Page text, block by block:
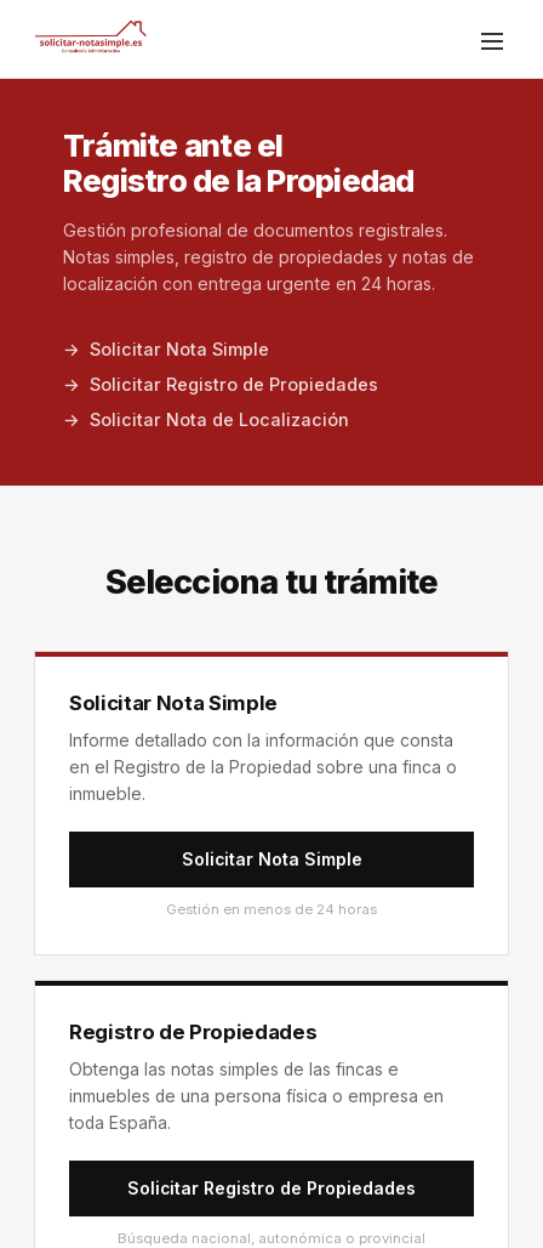
Trámite ante el
Registro de la Propiedad
Gestión profesional de documentos registrales.
Notas simples, registro de propiedades y notas de
localización con entrega urgente en 24 horas.
Solicitar Nota Simple
Solicitar Registro de Propiedades
Solicitar Nota de Localización
Selecciona tu trámite
Solicitar Nota Simple
Informe detallado con la información que consta
en el Registro de la Propiedad sobre una finca o
inmueble.
Solicitar Nota Simple
Gestión en menos de 24 horas
Registro de Propiedades
Obtenga las notas simples de las fincas e
inmuebles de una persona física o empresa en
toda España.
Solicitar Registro de Propiedades
Búsqueda nacional, autonómica o provincial